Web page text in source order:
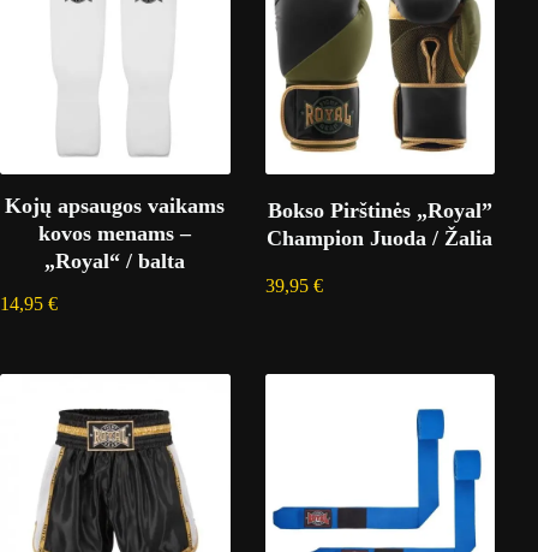
Kojų apsaugos vaikams
kovos menams –
„Royal“ / balta
14,95 €
Bokso Pirštinės „Royal”
Champion Juoda / Žalia
39,95 €